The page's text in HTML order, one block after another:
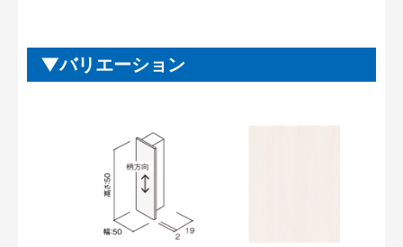
バリエーション